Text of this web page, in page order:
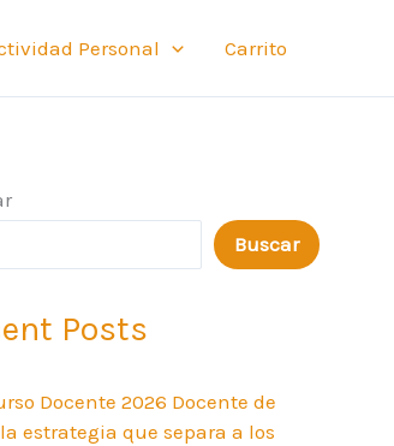
Personal Carrito
Buscar
Posts
Docente 2026 Docente de
estrategia que separa a los